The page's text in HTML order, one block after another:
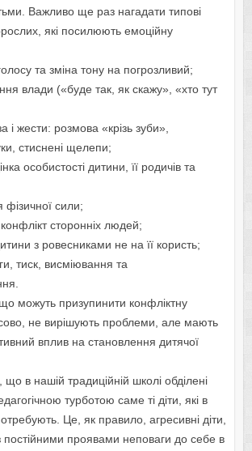
Важливо ще раз нагадати типові
які посилюють емоційну
та зміна тону на погрозливий;
влади («буде так, як скажу», «хто тут
і жести: розмова «крізь зуби»,
стиснені щелепи;
особистості дитини, її родичів та
сили;
сторонніх людей;
з ровесниками не на її користь;
тиск, висміювання та
можуть призупинити конфліктну
не вирішують проблеми, але мають
вплив на становлення дитячої
що в нашій традиційній школі обділені
турботою саме ті діти, які в
Це, як правило, агресивні діти,
постійними проявами неповаги до себе в